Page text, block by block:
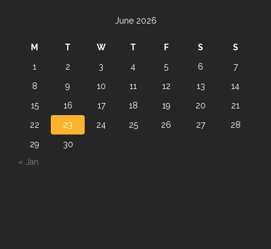
June 2026
M T W T F S
S
1
2 3 4 5 6
7
8
9 10 11 12 13
14
15
16 17 18 19 20
21
22
23 24 25 26 27
28
29
30
« Jan